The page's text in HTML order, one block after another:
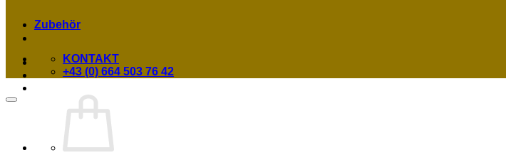
Zubehör
KONTAKT
+43 (0) 664 503 76 42